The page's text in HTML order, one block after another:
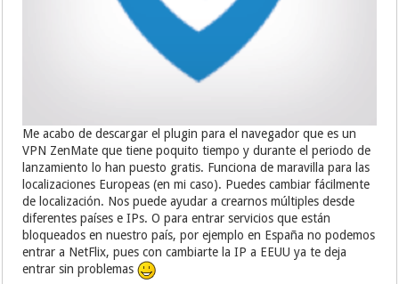
Me acabo de descargar el plugin para el navegador que es un
VPN ZenMate que tiene poquito tiempo y durante el periodo de
lanzamiento lo han puesto gratis. Funciona de maravilla para las
localizaciones Europeas (en mi caso). Puedes cambiar fácilmente
de localización. Nos puede ayudar a crearnos múltiples desde
diferentes países e IPs. O para entrar servicios que están
bloqueados en nuestro país, por ejemplo en España no podemos
entrar a NetFlix, pues con cambiarte la IP a EEUU ya te deja
entrar sin problemas